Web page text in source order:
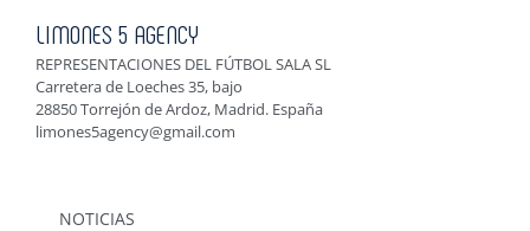
LIMONES 5 AGENCY
REPRESENTACIONES DEL FÚTBOL SALA SL
Carretera de Loeches 35, bajo
28850 Torrejón de Ardoz, Madrid. España
limones5agency@gmail.com
NOTICIAS